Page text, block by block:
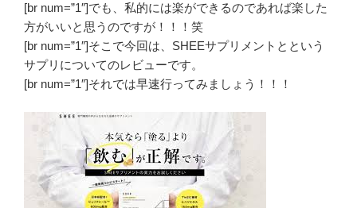
[br num=”1″]でも、私的には楽ができるのであれば楽した
方がいいと思うのですが！！！笑
[br num=”1″]そこで今回は、SHEEサプリメントとという
サプリについてのレビューです。
[br num=”1″]それでは早速行ってみましょう！！！